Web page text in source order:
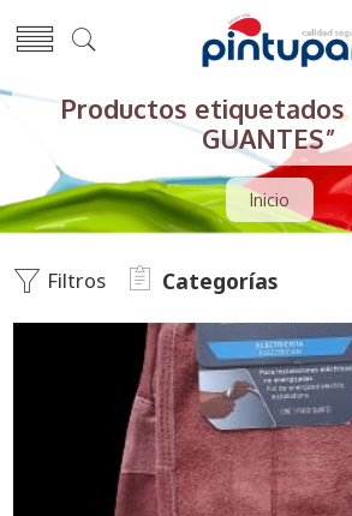
Productos etiquetados
GUANTES”
Inicio
Filtros Categorías